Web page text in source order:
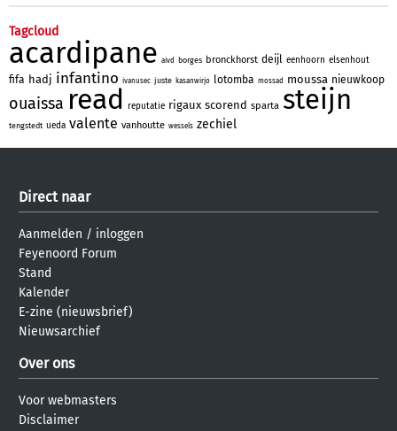
Tagcloud
acardipane aivd borges bronckhorst deijl eenhoorn elsenhout
fifa hadj infantino ivanusec juste kasanwirjo lotomba mossad moussa nieuwkoop
ouaissa read reputatie rigaux scorend sparta steijn
tengstedt ueda valente vanhoutte wessels zechiel
Direct naar
Aanmelden / inloggen
Feyenoord Forum
Stand
Kalender
E-zine (nieuwsbrief)
Nieuwsarchief
Over ons
Voor webmasters
Disclaimer